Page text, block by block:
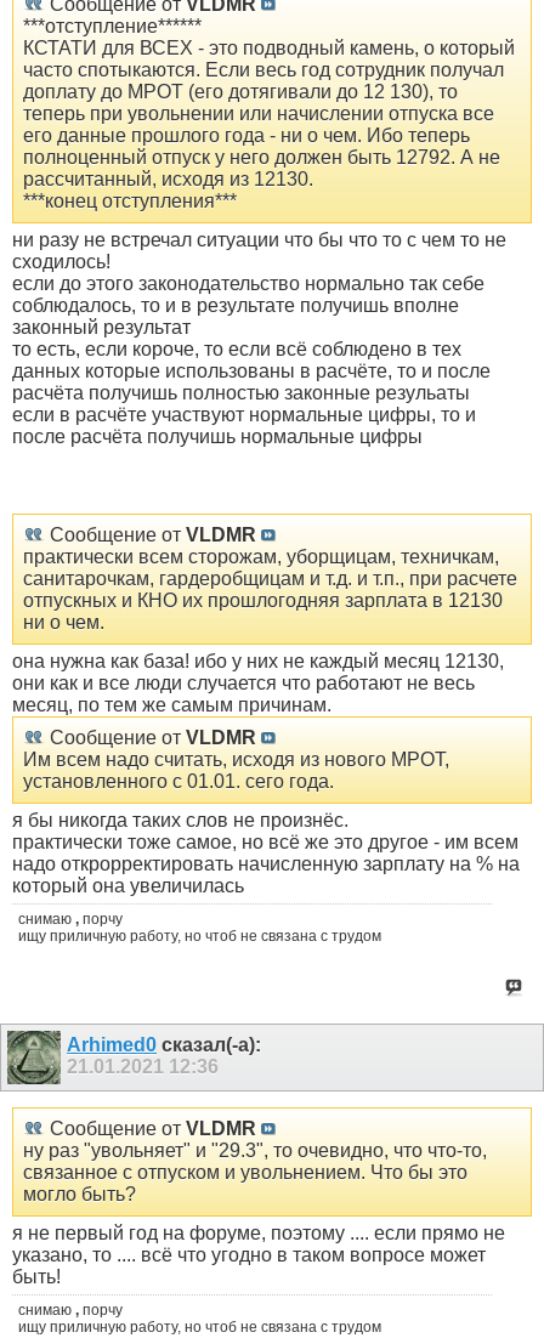
Сообщение от VLDMR
***отступление******
КСТАТИ для ВСЕХ - это подводный камень, о который
часто спотыкаются. Если весь год сотрудник получал
доплату до МРОТ (его дотягивали до 12 130), то
теперь при увольнении или начислении отпуска все
его данные прошлого года - ни о чем. Ибо теперь
полноценный отпуск у него должен быть 12792. А не
рассчитанный, исходя из 12130.
***конец отступления***
ни разу не встречал ситуации что бы что то с чем то не
сходилось!
если до этого законодательство нормально так себе
соблюдалось, то и в результате получишь вполне
законный результат
то есть, если короче, то если всё соблюдено в тех
данных которые использованы в расчёте, то и после
расчёта получишь полностью законные резульаты
если в расчёте участвуют нормальные цифры, то и
после расчёта получишь нормальные цифры
Сообщение от VLDMR
практически всем сторожам, уборщицам, техничкам,
санитарочкам, гардеробщицам и т.д. и т.п., при расчете
отпускных и КНО их прошлогодняя зарплата в 12130
ни о чем.
она нужна как база! ибо у них не каждый месяц 12130,
они как и все люди случается что работают не весь
месяц, по тем же самым причинам.
Сообщение от VLDMR
Им всем надо считать, исходя из нового МРОТ,
установленного с 01.01. сего года.
я бы никогда таких слов не произнёс.
практически тоже самое, но всё же это другое - им всем
надо открорректировать начисленную зарплату на % на
который она увеличилась
снимаю , порчу
ищу приличную работу, но чтоб не связана с трудом
Arhimed0 сказал(-а):
21.01.2021 12:36
Сообщение от VLDMR
ну раз "увольняет" и "29.3", то очевидно, что что-то,
связанное с отпуском и увольнением. Что бы это
могло быть?
я не первый год на форуме, поэтому .... если прямо не
указано, то .... всё что угодно в таком вопросе может
быть!
снимаю , порчу
ищу приличную работу, но чтоб не связана с трудом